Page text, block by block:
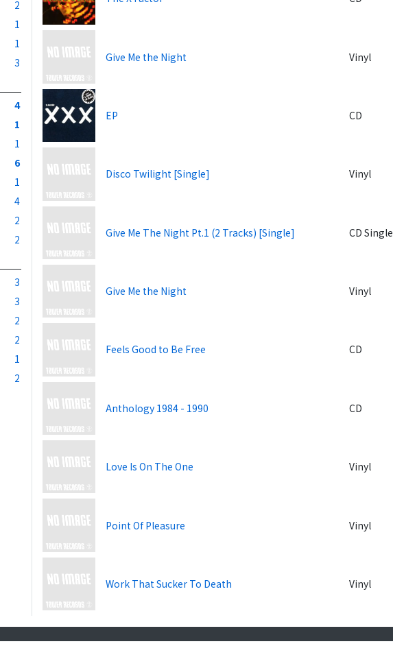
2
1
1
3
4
1
1
6
1
4
2
2
3
3
2
2
1
2
Give Me the Night Vinyl
EP CD
Disco Twilight [Single] Vinyl
Give Me The Night Pt.1 (2 Tracks) [Single] CD Single
Give Me the Night Vinyl
Feels Good to Be Free CD
Anthology 1984 - 1990 CD
Love Is On The One Vinyl
Point Of Pleasure Vinyl
Work That Sucker To Death Vinyl